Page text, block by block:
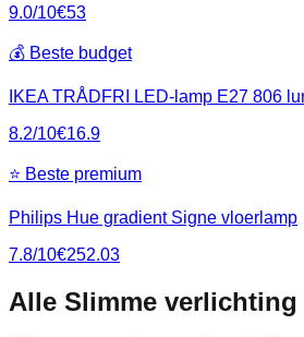
9.0/10€53
💰 Beste budget
IKEA TRÅDFRI LED-lamp E27 806
8.2/10€16.9
⭐ Beste premium
Philips Hue gradient Signe vloerlamp
7.8/10€252.03
Alle Slimme verlichting